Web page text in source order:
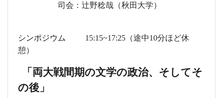
司会：辻野稔哉（秋田大学）
シンポジウ ム 15:15~17:25 （途中10分ほど休
憩）
「両大戦間期の文学の政治、そしてそ
の後 」